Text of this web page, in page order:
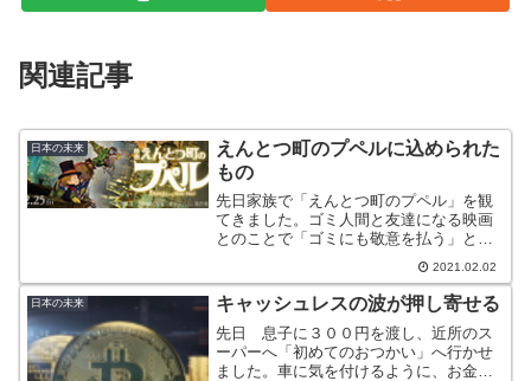
関連記事
日本の未来
えんとつ町のプペルに込められた
もの
先日家族で「えんとつ町のプペル」を観
てきました。ゴミ人間と友達になる映画
とのことで「ゴミにも敬意を払う」と決
めた我が家にはうってつけの物語じゃあ
ないですか。「家族みんなで環境問題を
考えよう」そのくらいのノリで観てきま
したが見事にだまされまし...
2021.02.02
日本の未来 キャッシュレスの波が押し寄せる
先日 息子に３００円を渡し、近所のス
ーパーへ「初めてのおつかい」へ行かせ
ました。車に気を付けるように、お金を